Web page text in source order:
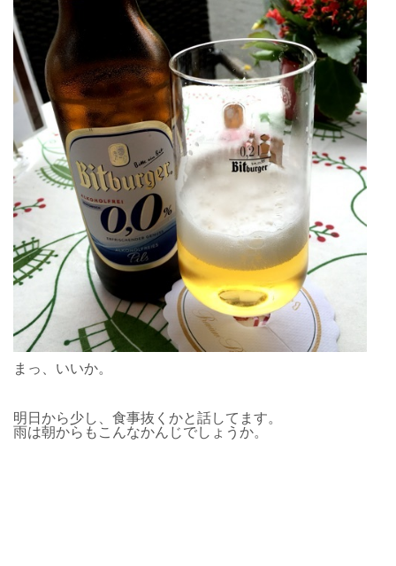
まっ、いいか。
明日から少し、食事抜くかと話してます。
雨は朝からもこんなかんじでしょうか。